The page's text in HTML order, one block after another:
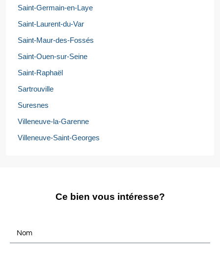
Saint-Germain-en-Laye
Saint-Laurent-du-Var
Saint-Maur-des-Fossés
Saint-Ouen-sur-Seine
Saint-Raphaël
Sartrouville
Suresnes
Villeneuve-la-Garenne
Villeneuve-Saint-Georges
Ce bien vous intéresse?